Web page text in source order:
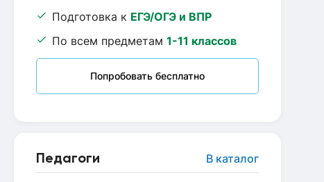
Подготовка к ЕГЭ/ОГЭ и ВПР
По всем предметам 1-11 классов
Попробовать бесплатно
Педагоги В каталог